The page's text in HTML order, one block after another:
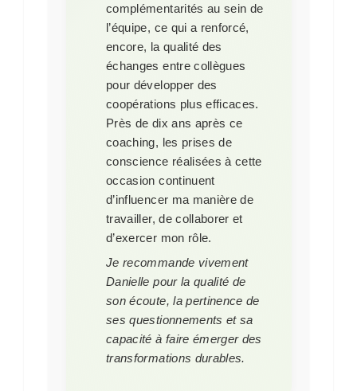
complémentarités au sein de
l’équipe, ce qui a renforcé,
encore, la qualité des
échanges entre collègues
pour développer des
coopérations plus efficaces.
Près de dix ans après ce
coaching, les prises de
conscience réalisées à cette
occasion continuent
d’influencer ma manière de
travailler, de collaborer et
d’exercer mon rôle.
Je recommande vivement
Danielle pour la qualité de
son écoute, la pertinence de
ses questionnements et sa
capacité à faire émerger des
transformations durables.